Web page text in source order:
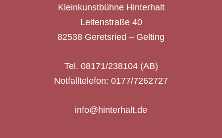
Kleinkunstbühne Hinterhalt
Leitenstraße 40
82538 Geretsried – Gelting
Tel. 08171/238104 (AB)
Notfalltelefon: 0177/7262727
info@hinterhalt.de